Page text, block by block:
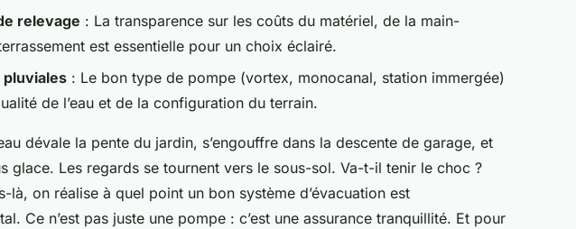
relevage : La transparence sur les coûts du matériel, de la main-
est essentielle pour un choix éclairé.
pluviales : Le bon type de pompe (vortex, monocanal, station immergée)
de l’eau et de la configuration du terrain.
dévale la pente du jardin, s’engouffre dans la descente de garage, et
glace. Les regards se tournent vers le sous-sol. Va-t-il tenir le choc ?
là, on réalise à quel point un bon système d’évacuation est
Ce n’est pas juste une pompe : c’est une assurance tranquillité. Et pour